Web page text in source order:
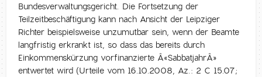
Bundesverwaltungsgericht. Die Fortsetzung der
Teilzeitbeschäftigung kann nach Ansicht der Leipziger
Richter beispielsweise unzumutbar sein, wenn der Beamte
langfristig erkrankt ist, so dass das bereits durch
Einkommenskürzung vorfinanzierte Â«SabbatjahrÂ»
entwertet wird (Urteile vom 16.10.2008, Az.: 2 C 15.07;